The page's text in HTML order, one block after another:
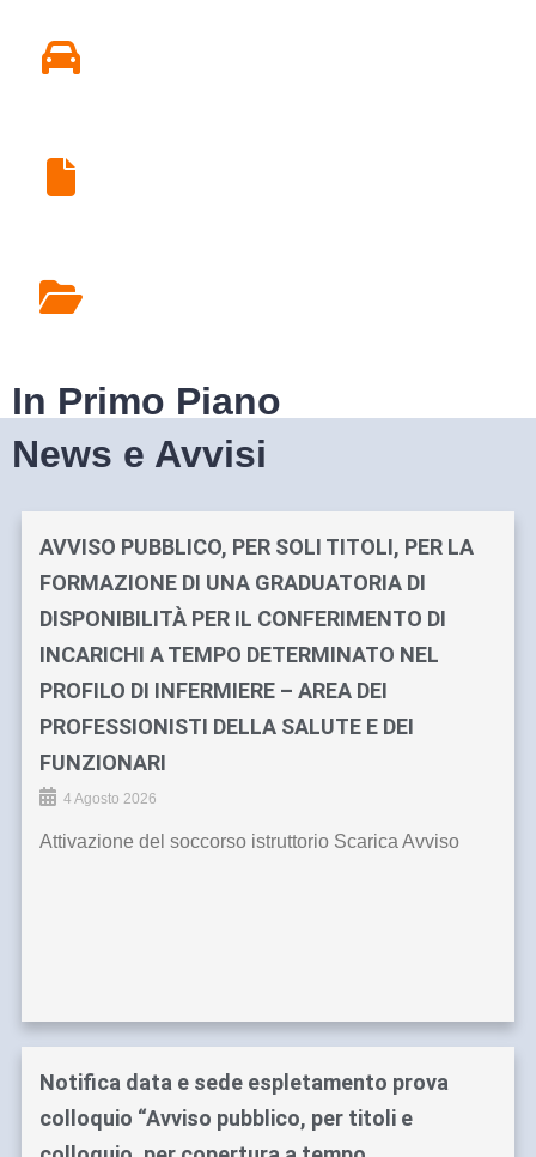
In Primo Piano
News e Avvisi
AVVISO PUBBLICO, PER SOLI TITOLI, PER LA
FORMAZIONE DI UNA GRADUATORIA DI
DISPONIBILITÀ PER IL CONFERIMENTO DI
INCARICHI A TEMPO DETERMINATO NEL
PROFILO DI INFERMIERE – AREA DEI
PROFESSIONISTI DELLA SALUTE E DEI
FUNZIONARI
4 Agosto 2026
Attivazione del soccorso istruttorio Scarica Avviso
Notifica data e sede espletamento prova
colloquio “Avviso pubblico, per titoli e